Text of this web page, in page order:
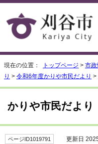
現在の位置： トップページ > 市政
り > 令和6年度かりや市民だより >
かりや市民だよ
ページID1019791 更新日